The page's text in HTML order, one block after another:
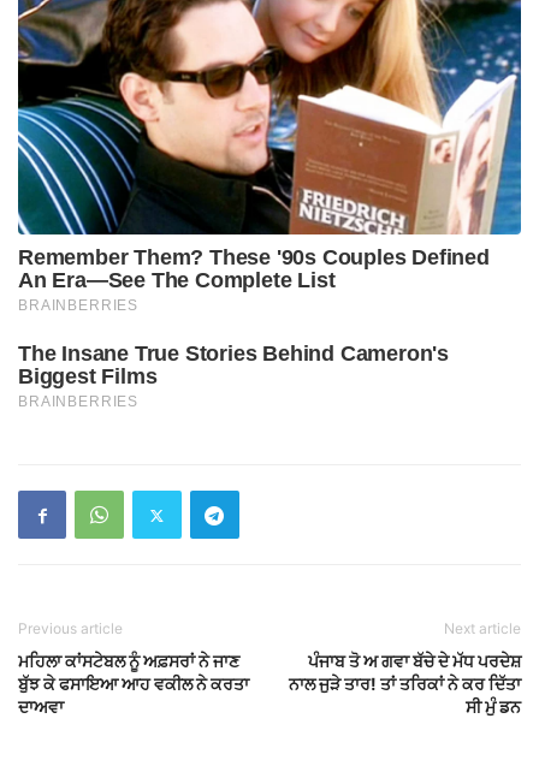
Previous article
ਮਹਿਲਾ ਕਾਂਸਟੇਬਲ ਨੂੰ ਅਫ਼ਸਰਾਂ ਨੇ ਜਾਣ
ਬੁੱਝ ਕੇ ਫਸਾਇਆ ਆਹ ਵਕੀਲ ਨੇ ਕਰਤਾ
ਦਾਅਵਾ
Next article
ਪੰਜਾਬ ਤੋ ਅ ਗਵਾ ਬੱਚੇ ਦੇ ਮੱਧ ਪਰਦੇਸ਼
ਨਾਲ ਜੁੜੇ ਤਾਰ! ਤਾਂ ਤਰਿਕਾਂ ਨੇ ਕਰ ਦਿੱਤਾ
ਸੀ ਮੁੰ ਡਨ